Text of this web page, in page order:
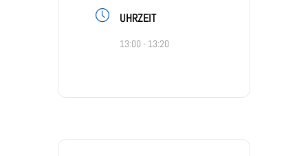
UHRZEIT
13:00 - 13:20